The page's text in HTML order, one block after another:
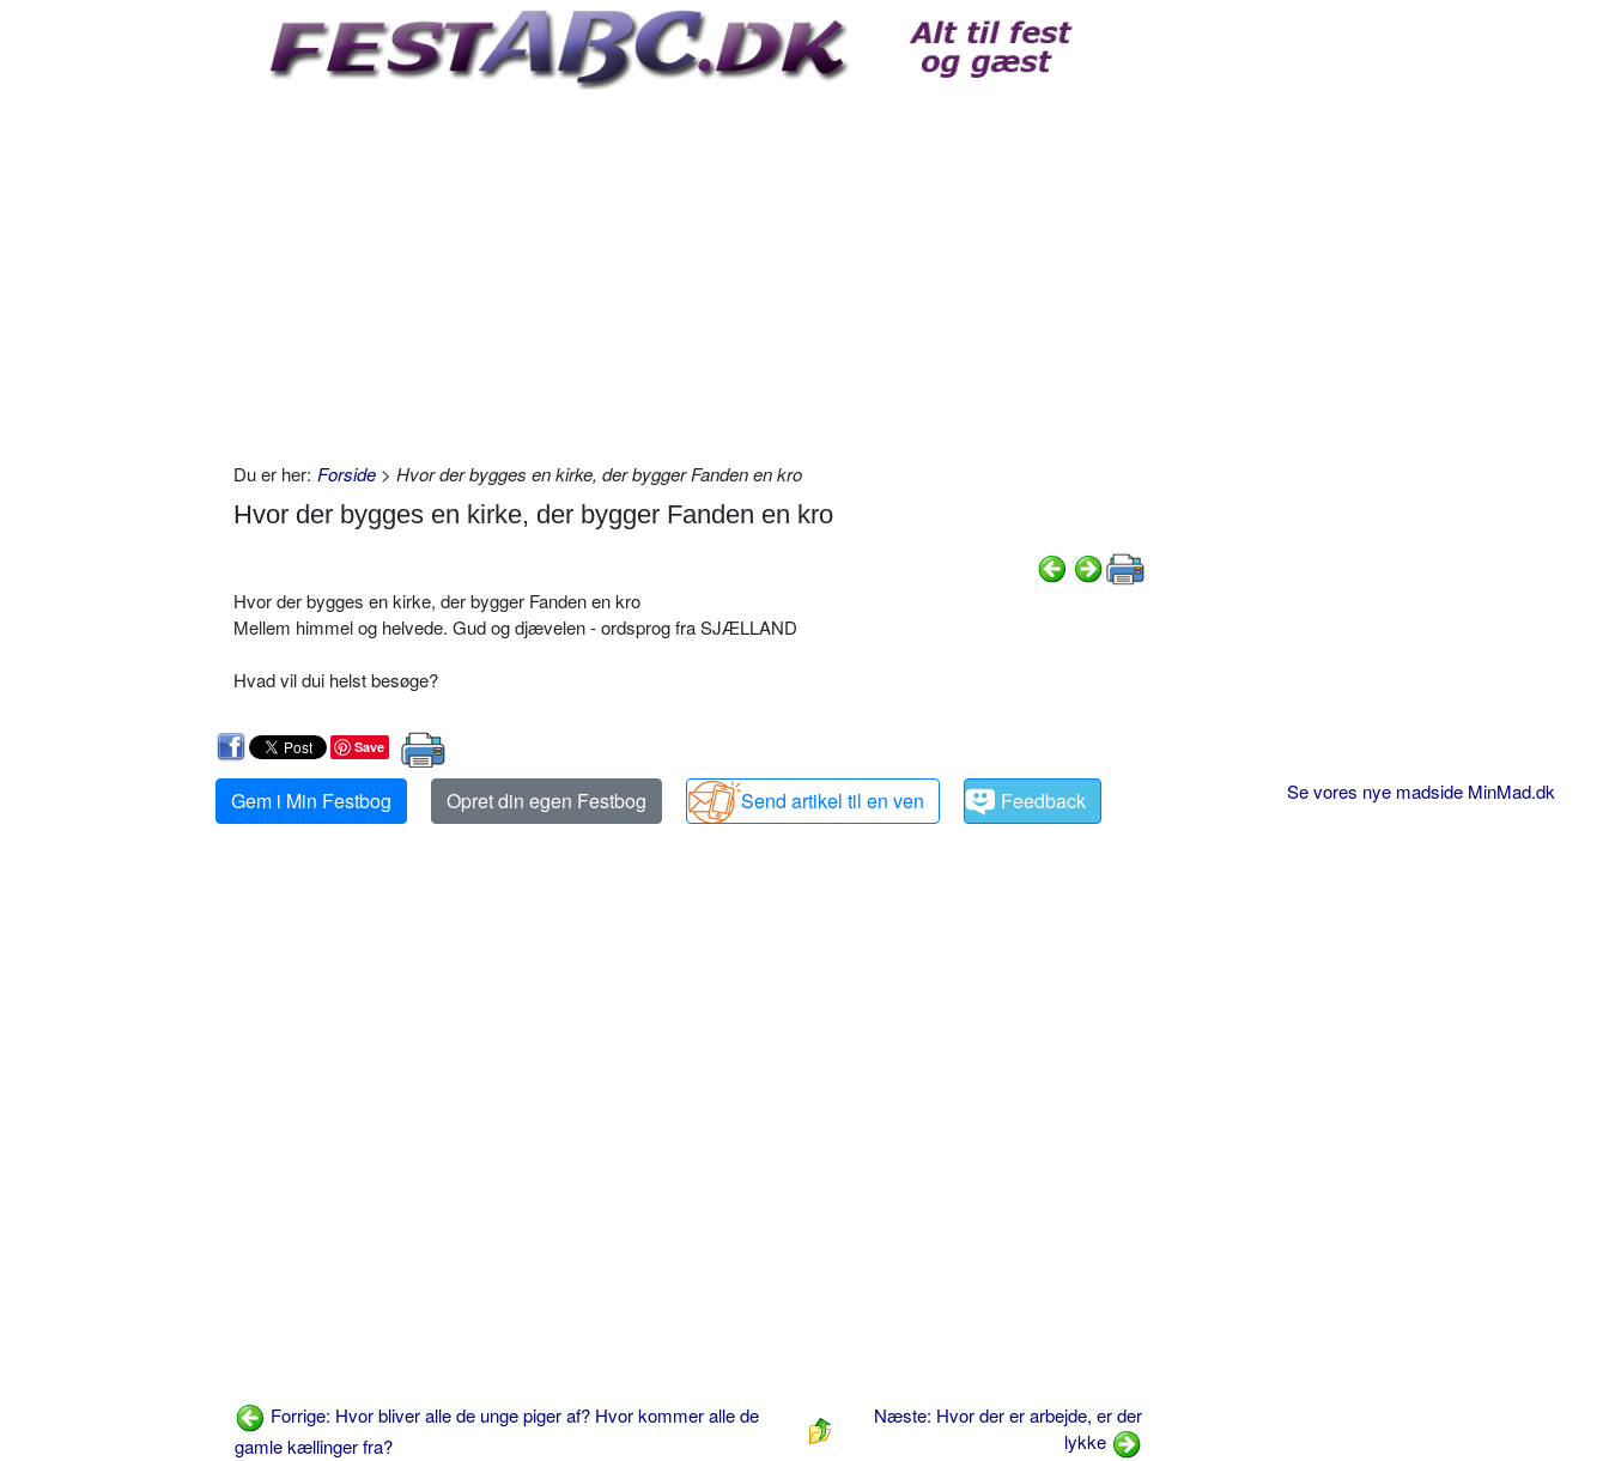
Du er her: Forside > Hvor der bygges en kirke, der bygger Fanden en kro
Hvor der bygges en kirke, der bygger Fanden en kro
Hvor der bygges en kirke, der bygger Fanden en kro
Mellem himmel og helvede. Gud og djævelen - ordsprog fra SJÆLLAND
Hvad vil dui helst besøge?
Save
Gem i Min Festbog Opret din egen Festbog Send artikel til en ven Feedback
Forrige: Hvor bliver alle de unge piger af? Hvor kommer alle de
gamle kællinger fra?
Næste: Hvor der er arbejde, er der
lykke
Se vores nye madside MinMad.dk